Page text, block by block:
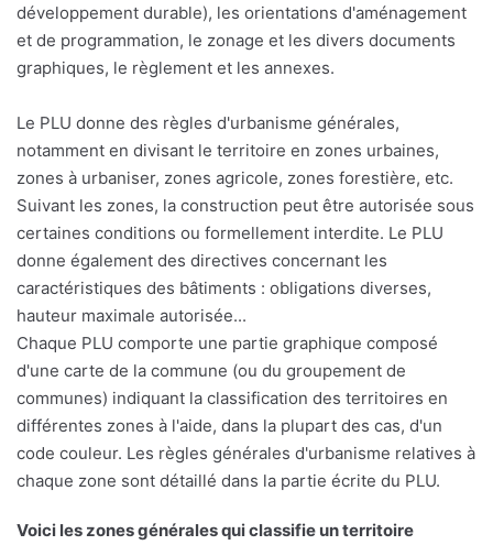
développement durable), les orientations d'aménagement
et de programmation, le zonage et les divers documents
graphiques, le règlement et les annexes.
Le PLU donne des règles d'urbanisme générales,
notamment en divisant le territoire en zones urbaines,
zones à urbaniser, zones agricole, zones forestière, etc.
Suivant les zones, la construction peut être autorisée sous
certaines conditions ou formellement interdite. Le PLU
donne également des directives concernant les
caractéristiques des bâtiments : obligations diverses,
hauteur maximale autorisée...
Chaque PLU comporte une partie graphique composé
d'une carte de la commune (ou du groupement de
communes) indiquant la classification des territoires en
différentes zones à l'aide, dans la plupart des cas, d'un
code couleur. Les règles générales d'urbanisme relatives à
chaque zone sont détaillé dans la partie écrite du PLU.
Voici les zones générales qui classifie un territoire